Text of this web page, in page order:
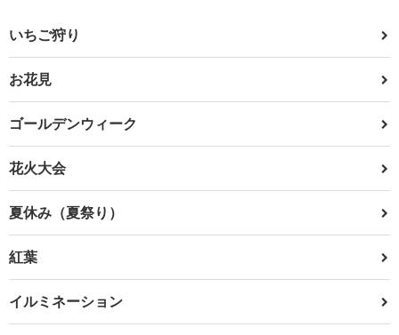
いちご狩り
お花見
ゴールデンウィーク
花火大会
夏休み（夏祭り）
紅葉
イルミネーション